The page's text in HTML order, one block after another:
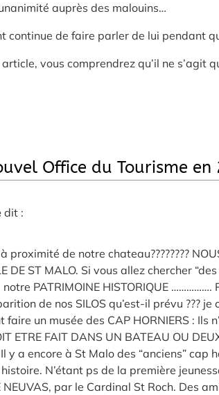
auprès des malouins…
continue de faire parler de lui pendant
vous comprendrez qu’il ne s’agit
Office du Tourisme en
dit :
proximité de notre chateau????????
DE ST MALO. Si vous allez chercher
PATRIMOINE HISTORIQUE
de nos SILOS qu’est-il prévu ???
un musée des CAP HORNIERS : Ils
ETRE FAIT DANS UN BATEAU OU
y a encore à St Malo des “anciens” cap
N’étant ps de la première
NEUVAS, par le Cardinal St Roch. Des